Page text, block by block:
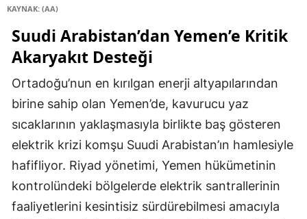
KAYNAK: (AA)
Suudi Arabistan’dan Yemen’e Kritik
Akaryakıt Desteği
Ortadoğu’nun en kırılgan enerji altyapılarından
birine sahip olan Yemen’de, kavurucu yaz
sıcaklarının yaklaşmasıyla birlikte baş gösteren
elektrik krizi komşu Suudi Arabistan’ın hamlesiyle
hafifliyor. Riyad yönetimi, Yemen hükümetinin
kontrolündeki bölgelerde elektrik santrallerinin
faaliyetlerini kesintisiz sürdürebilmesi amacıyla